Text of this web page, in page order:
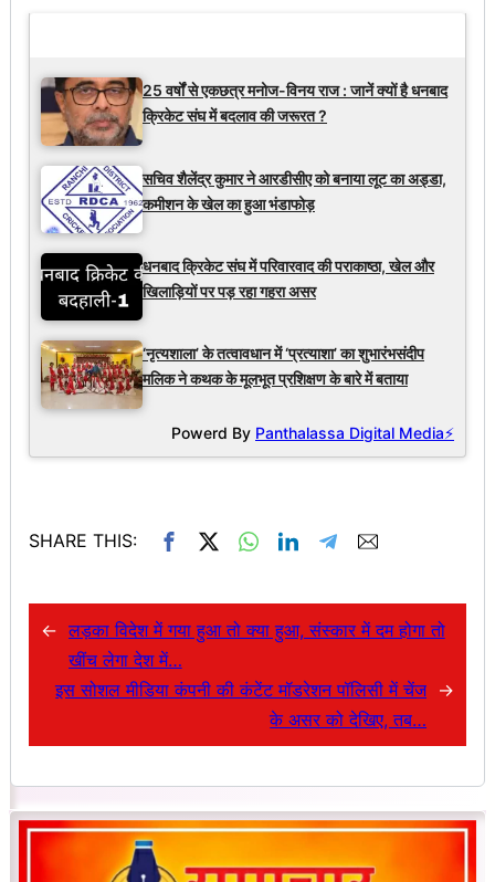
25 वर्षों से एकछत्र मनोज-विनय राज : जानें क्यों है धनबाद
क्रिकेट संघ में बदलाव की जरूरत ?
सचिव शैलेंद्र कुमार ने आरडीसीए को बनाया लूट का अड्डा,
कमीशन के खेल का हुआ भंडाफोड़
धनबाद क्रिकेट संघ में परिवारवाद की पराकाष्ठा, खेल और
खिलाड़ियों पर पड़ रहा गहरा असर
‘नृत्यशाला’ के तत्वावधान में ‘प्रत्याशा’ का शुभारंभसंदीप
मलिक ने कथक के मूलभूत प्रशिक्षण के बारे में बताया
Powerd By Panthalassa Digital Media⚡
SHARE THIS:
← लड़का विदेश में गया हुआ तो क्या हुआ, संस्कार में दम होगा तो
खींच लेगा देश में…
इस सोशल मीडिया कंपनी की कंटेंट मॉडरेशन पॉलिसी में चेंज
के असर को देखिए, तब…
→